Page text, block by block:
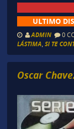
ULTIMO
ADMIN 0
LÁSTIMA SI TE
Oscar